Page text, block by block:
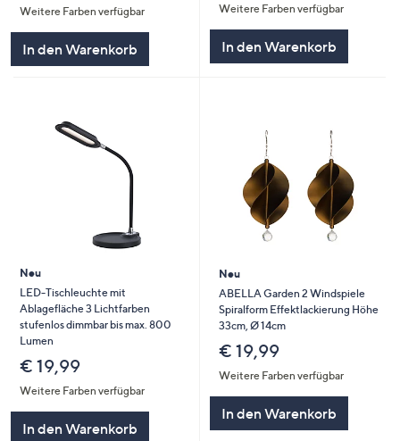
Weitere Farben verfügbar
In den Warenkorb
Weitere Farben verfügbar
In den Warenkorb
Neu
LED-Tischleuchte mit
Ablagefläche 3 Lichtfarben
stufenlos dimmbar bis max. 800
Lumen
€ 19,99
Weitere Farben verfügbar
In den Warenkorb
Neu
ABELLA Garden 2 Windspiele
Spiralform Effektlackierung Höhe
33cm, Ø 14cm
€ 19,99
Weitere Farben verfügbar
In den Warenkorb